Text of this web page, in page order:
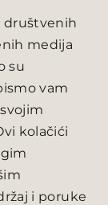
društvenih
medija
su
vam
kolačići
i poruke